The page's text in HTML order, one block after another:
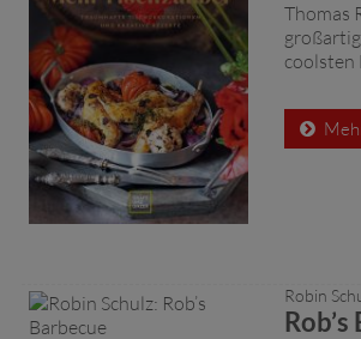
Thomas
coolsten
Robin